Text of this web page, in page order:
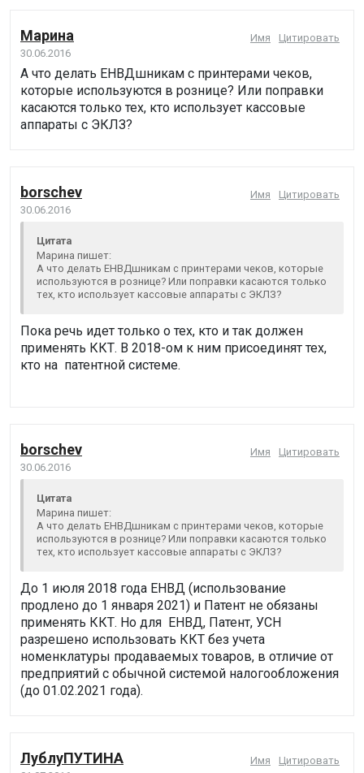
Марина
30.06.2016
Имя Цитировать
А что делать ЕНВДшникам с принтерами чеков,
которые используются в рознице? Или поправки
касаются только тех, кто использует кассовые
аппараты с ЭКЛЗ?
borschev
30.06.2016
Имя Цитировать
Цитата
Марина пишет:
А что делать ЕНВДшникам с принтерами чеков, которые
используются в рознице? Или поправки касаются только
тех, кто использует кассовые аппараты с ЭКЛЗ?
Пока речь идет только о тех, кто и так должен
применять ККТ. В 2018-ом к ним присоединят тех,
кто на патентной системе.
borschev
30.06.2016
Имя Цитировать
Цитата
Марина пишет:
А что делать ЕНВДшникам с принтерами чеков, которые
используются в рознице? Или поправки касаются только
тех, кто использует кассовые аппараты с ЭКЛЗ?
До 1 июля 2018 года ЕНВД (использование
продлено до 1 января 2021) и Патент не обязаны
применять ККТ. Но для ЕНВД, Патент, УСН
разрешено использовать ККТ без учета
номенклатуры продаваемых товаров, в отличие от
предприятий с обычной системой налогообложения
(до 01.02.2021 года).
ЛублуПУТИНА Имя Цитировать